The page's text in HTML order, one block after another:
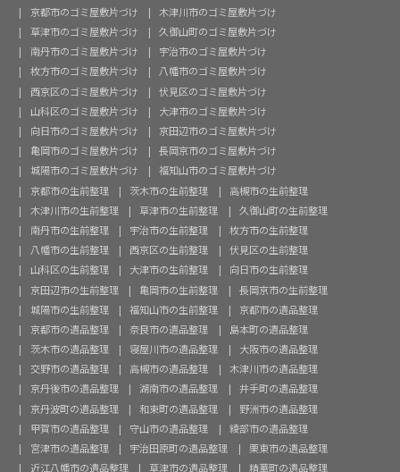
京都市のゴミ屋敷片づけ
木津川市のゴミ屋敷片づけ
草津市のゴミ屋敷片づけ
久御山町のゴミ屋敷片づけ
南丹市のゴミ屋敷片づけ
宇治市のゴミ屋敷片づけ
枚方市のゴミ屋敷片づけ
八幡市のゴミ屋敷片づけ
西京区のゴミ屋敷片づけ
伏見区のゴミ屋敷片づけ
山科区のゴミ屋敷片づけ
大津市のゴミ屋敷片づけ
向日市のゴミ屋敷片づけ
京田辺市のゴミ屋敷片づけ
亀岡市のゴミ屋敷片づけ
長岡京市のゴミ屋敷片づけ
城陽市のゴミ屋敷片づけ
福知山市のゴミ屋敷片づけ
京都市の生前整理
茨木市の生前整理
高槻市の生前整理
木津川市の生前整理
草津市の生前整理
久御山町の生前整理
南丹市の生前整理
宇治市の生前整理
枚方市の生前整理
八幡市の生前整理
西京区の生前整理
伏見区の生前整理
山科区の生前整理
大津市の生前整理
向日市の生前整理
京田辺市の生前整理
亀岡市の生前整理
長岡京市の生前整理
城陽市の生前整理
福知山市の生前整理
京都市の遺品整理
京都市の遺品整理
奈良市の遺品整理
島本町の遺品整理
茨木市の遺品整理
寝屋川市の遺品整理
大阪市の遺品整理
交野市の遺品整理
高槻市の遺品整理
木津川市の遺品整理
京丹後市の遺品整理
湖南市の遺品整理
井手町の遺品整理
京丹波町の遺品整理
和束町の遺品整理
野洲市の遺品整理
甲賀市の遺品整理
守山市の遺品整理
綾部市の遺品整理
宮津市の遺品整理
宇治田原町の遺品整理
栗東市の遺品整理
近江八幡市の遺品整理
草津市の遺品整理 精華町の遺品整理